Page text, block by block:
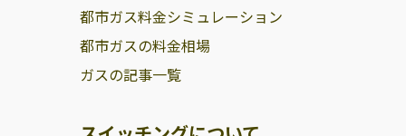
都市ガス料金シミュレーション
都市ガスの料金相場
ガスの記事一覧